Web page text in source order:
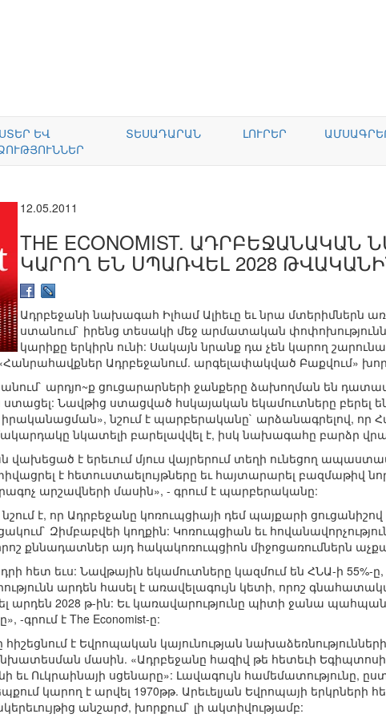
ԵՎ
ՏԵՍԱԴԱՐԱՆ ԼՈՒՐԵՐ
12.05.2011
THE ECONOMIST.
ԿԱՐՈՂ ԵՆ ՍՊԱՌՎԵԼ 2028
Ադրբեջանի նախագահ Իլհամ Ալիեւը եւ նրա մտերիմներն
ստանում` իրենց տեսակի մեջ արմատական
կարիքը երկիրն ունի: Սակայն նրանք դա չեն կարող
Ադրբեջանում. արգելափակված Բաքվում»
արդյո~ք ցուցարարների ջանքերը ձախողման են
Նավթից ստացված հսկայական եկամուտները բերել
նշում է պարբերականը` արձանագրելով, որ
նկատելի բարելավվել է, իսկ նախագահը բարձր
է երեւում մյուս վայրերում տեղի ունեցող
է հետուստաելույթները եւ հայտարարել բազմաթիվ
արշավների մասին», - գրում է պարբերականը:
է, որ Ադրբեջանը կոռուպցիայի դեմ պայքարի
Զիմբաբվեի կողքին: Կոռուպցիան եւ
քննադատներ այդ հակակոռուպցիոն միջոցառումներն
հետ եւս: Նավթային եկամուտները կազմում են ՀՆԱ-ի 55%-
արդեն հասել է առավելագույն կետի, որոշ
արդեն 2028 թ-ին: Եւ կառավարությունը պիտի ջանա
-գրում է The Economist-ը:
է Եվրոպական կայունության նախաձեռնությունների
մասին. «Ադրբեջանը հազիվ թե հետեւի Եգիպտոսի
եւ Ուկրաինայի սցենարը»: Լավագույն համեմատությունը,
կարող է արվել 1970թթ. Արեւելյան Եվրոպայի
անշարժ, խորքում` լի ակտիվությամբ: